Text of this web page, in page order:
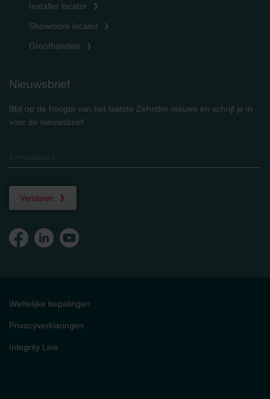
Installer locator
Showroom locator
Groothandels
Nieuwsbrief
Blijf op de hoogte van het laatste Zehnder nieuws en schrijf je in
voor de nieuwsbrief
Versturen
Wettelijke bepalingen
Privacyverklaringen
Integrity Line